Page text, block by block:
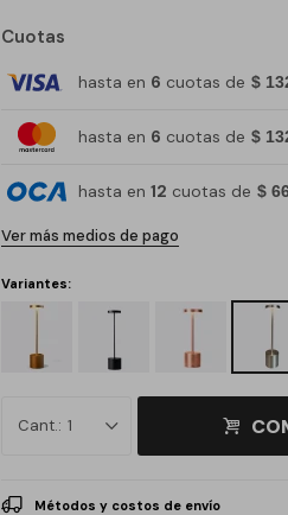
Cuotas
hasta en 6 cuotas de $
hasta en 6 cuotas de $
hasta en 12 cuotas de $
Ver más medios de pago
Variantes:
1
Métodos y costos de envío